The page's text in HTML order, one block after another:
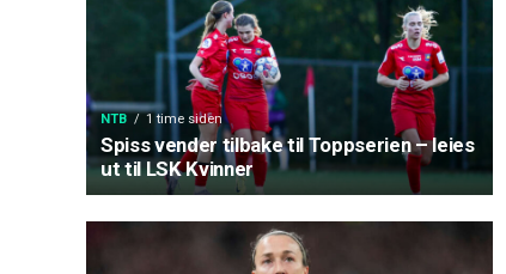
NTB 1 time siden
Spiss vender tilbake til Toppserien – leies
ut til LSK Kvinner